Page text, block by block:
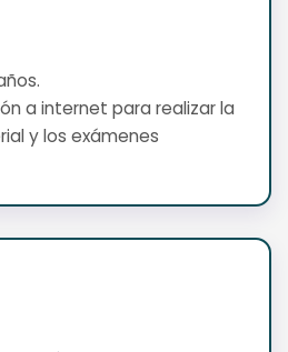
a internet para realizar la
y los exámenes